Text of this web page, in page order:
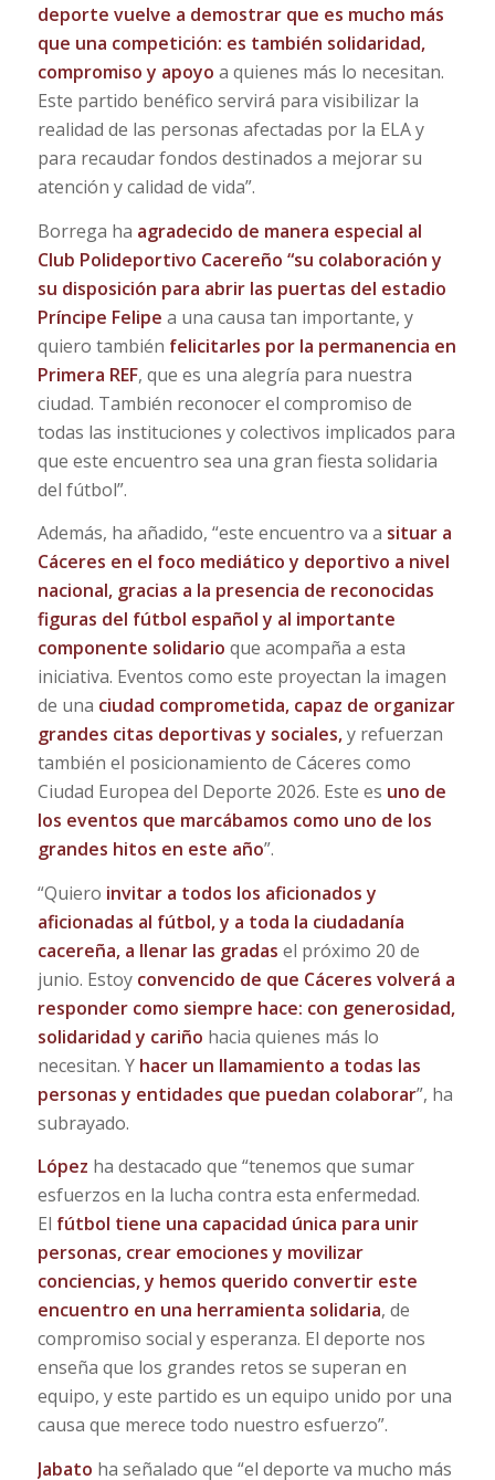
deporte vuelve a demostrar que es mucho más
que una competición: es también solidaridad,
compromiso y apoyo a quienes más lo necesitan.
Este partido benéfico servirá para visibilizar la
realidad de las personas afectadas por la ELA y
para recaudar fondos destinados a mejorar su
atención y calidad de vida”.
Borrega ha agradecido de manera especial al
Club Polideportivo Cacereño “su colaboración y
su disposición para abrir las puertas del estadio
Príncipe Felipe a una causa tan importante, y
quiero también felicitarles por la permanencia en
Primera REF, que es una alegría para nuestra
ciudad. También reconocer el compromiso de
todas las instituciones y colectivos implicados para
que este encuentro sea una gran fiesta solidaria
del fútbol”.
Además, ha añadido, “este encuentro va a situar a
Cáceres en el foco mediático y deportivo a nivel
nacional, gracias a la presencia de reconocidas
figuras del fútbol español y al importante
componente solidario que acompaña a esta
iniciativa. Eventos como este proyectan la imagen
de una ciudad comprometida, capaz de organizar
grandes citas deportivas y sociales,y refuerzan
también el posicionamiento de Cáceres como
Ciudad Europea del Deporte 2026. Este es uno de
los eventos que marcábamos como uno de los
grandes hitos en este año”.
“Quiero invitar a todos los aficionados y
aficionadas al fútbol, y a toda la ciudadanía
cacereña, a llenar las gradas el próximo 20 de
junio. Estoy convencido de que Cáceres volverá a
responder como siempre hace: con generosidad,
solidaridad y cariño hacia quienes más lo
necesitan. Y hacer un llamamiento a todas las
personas y entidades que puedan colaborar”, ha
subrayado.
López ha destacado que “tenemos que sumar
esfuerzos en la lucha contra esta enfermedad.
El fútbol tiene una capacidad única para unir
personas, crear emociones y movilizar
conciencias, y hemos querido convertir este
encuentro en una herramienta solidaria, de
compromiso social y esperanza. El deporte nos
enseña que los grandes retos se superan en
equipo, y este partido es un equipo unido por una
causa que merece todo nuestro esfuerzo”.
Jabato ha señalado que “el deporte va mucho más